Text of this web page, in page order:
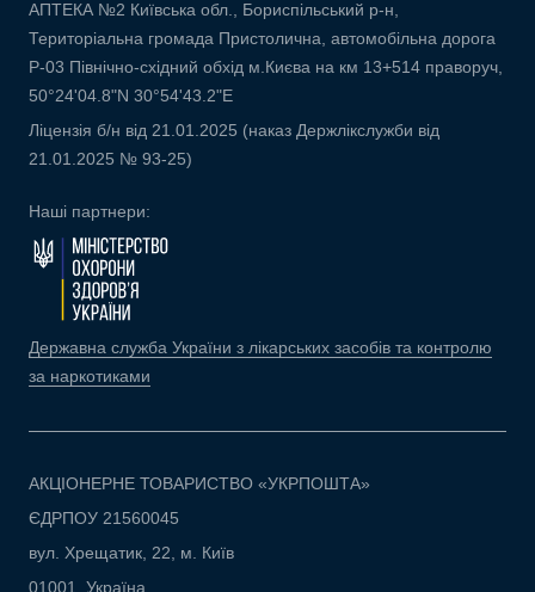
АПТЕКА №2 Київська обл., Бориспільський р-н,
Територіальна громада Пристолична, автомобільна дорога
Р-03 Північно-східний обхід м.Києва на км 13+514 праворуч,
50°24'04.8"N 30°54'43.2"E
Ліцензія б/н від 21.01.2025 (наказ Держлікслужби від
21.01.2025 № 93-25)
Наші партнери:
Державна служба України з лікарських засобів та контролю
за наркотиками
АКЦІОНЕРНЕ ТОВАРИСТВО «УКРПОШТА»
ЄДРПОУ 21560045
вул. Хрещатик, 22, м. Київ
01001, Україна